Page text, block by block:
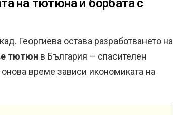
Георгиева остава разработването на
тютюн в България – спасителен
време зависи икономиката на